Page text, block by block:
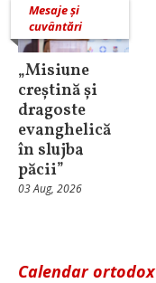
Mesaje și
cuvântări
„Misiune
creștină și
dragoste
evanghelică
în slujba
păcii”
03 Aug, 2026
Calendar ortodox